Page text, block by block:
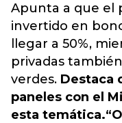
Apunta a que el
invertido en
llegar a 50%,
privadas
verdes. Destaca
paneles con el
esta